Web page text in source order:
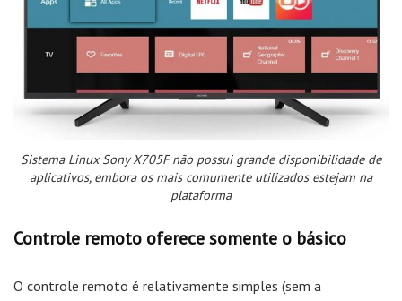
Sistema Linux Sony X705F não possui grande disponibilidade de
aplicativos, embora os mais comumente utilizados estejam na
plataforma
Controle remoto oferece somente o básico
O controle remoto é relativamente simples (sem a